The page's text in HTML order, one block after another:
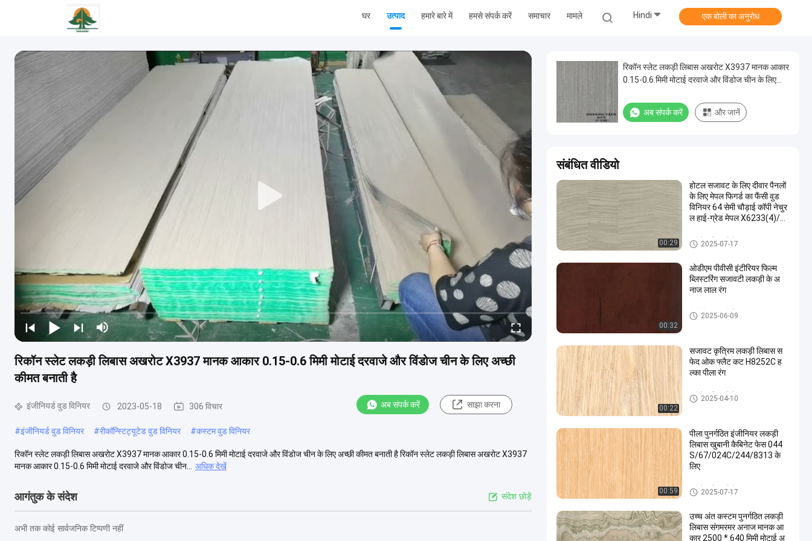
घर उत्पाद हमारे बारे में हमसे संपर्क करें समाचार मामले Hindi एक बोली का अनुरोध
रिकॉन स्लेट लकड़ी लिबास अखरोट X3937 मानक आकार 0.15-0.6 मिमी मोटाई दरवाजे और विंडोज चीन के लिए अच्छी
कीमत बनाती है
इंजीनियर्ड वुड विनियर 2023-05-18 306 विचार अब संपर्क करें साझा करना
#इंजीनियर्ड वुड विनियर #रीकॉन्स्टिट्यूटेड वुड विनियर #कस्टम वुड विनियर
रिकॉन स्लेट लकड़ी लिबास अखरोट X3937 मानक आकार 0.15-0.6 मिमी मोटाई दरवाजे और विंडोज चीन के लिए अच्छी कीमत बनाती है रिकॉन स्लेट लकड़ी लिबास अखरोट X3937
मानक आकार 0.15-0.6 मिमी मोटाई दरवाजे और विंडोज चीन...
अधिक देखें
आगंतुक के संदेश संदेश छोड़ें
अभी तक कोई सार्वजनिक टिप्पणी नहीं
रिकॉन स्लेट लकड़ी लिबास अखरोट X3937 मानक आकार
0.15-0.6 मिमी मोटाई दरवाजे और विंडोज चीन के लिए
अब संपर्क करें और जानें
संबंधित वीडियो
00:29
होटल सजावट के लिए दीवार पैनलों
के लिए मेपल फिगर्ड का फैंसी वुड
विनियर 64 सेमी चौड़ाई कॉपी नेचुर
ल हाई-ग्रेड मेपल X6233(4)/X
8033(4)
इंजीनियर्ड वुड विनियर
2025-07-17
00:32
ओडीएम पीवीसी इंटीरियर फिल्म
ब्लिस्टरिंग सजावटी लकड़ी के अ
नाज लाल रंग
पीवीसी सजावटी फिल्म
2025-06-09
00:22
सजावट कृत्रिम लकड़ी लिबास स
फेद ओक फ्लैट कट H8252C ह
ल्का पीला रंग
इंजीनियर्ड वुड विनियर
2025-04-10
00:59
पीला पुनर्गठित इंजीनियर लकड़ी
लिबास खुबानी कैबिनेट फेस 044
S/67/024C/244/8313 के
लिए
इंजीनियर्ड वुड विनियर
2025-07-17
उच्च अंत कस्टम पुनर्गठित लकड़ी
लिबास संगमरमर अनाज मानक आ
कार 2500 * 640 मिमी मोटाई अ